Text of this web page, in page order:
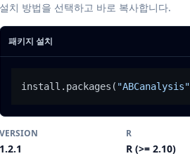
설치 방법을 선택하고 바로 복사합니다.
패키지 설치
install.packages ( "ABCanalysis"
VERSION
1.2.1
R
R (>= 2.10)